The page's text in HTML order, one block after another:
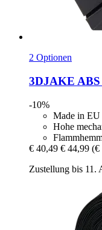
2 Optionen
3DJAKE
-10%
Made in EU
Hohe
€ 40,49 € 44,99 (€
Zustellung bis 11.